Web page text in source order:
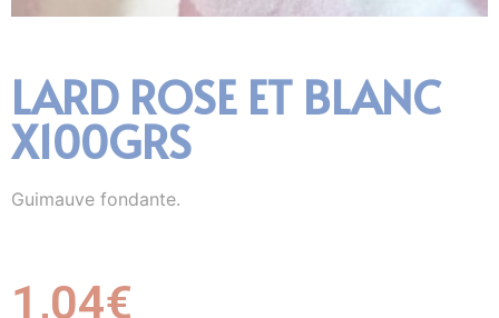
LARD ROSE ET BLANC
X100GRS
Guimauve fondante.
1,04€